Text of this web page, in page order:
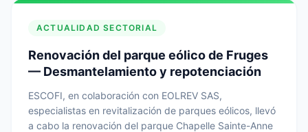
ACTUALIDAD SECTORIAL
Renovación del parque eólico de Fruges
— Desmantelamiento y repotenciación
ESCOFI, en colaboración con EOLREV SAS,
especialistas en revitalización de parques eólicos, llevó
a cabo la renovación del parque Chapelle Sainte-Anne